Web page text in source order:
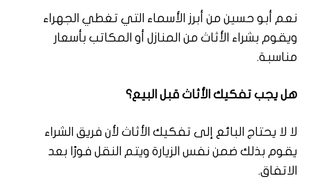
نعم أبو حسين من أبرز الأسماء التي تغطي الجهراء
ويقوم بشراء الأثاث من المنازل أو المكاتب بأسعار
مناسبة.
هل يجب تفكيك الأثاث قبل البيع؟
لا لا يحتاج البائع إلى تفكيك الأثاث لأن فريق الشراء
يقوم بذلك ضمن نفس الزيارة ويتم النقل فورًا بعد
الاتفاق.